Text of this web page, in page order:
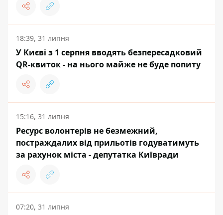
18:39, 31 липня
У Києві з 1 серпня вводять безпересадковий
QR-квиток - на нього майже не буде попиту
15:16, 31 липня
Ресурс волонтерів не безмежний,
постраждалих від прильотів годуватимуть
за рахунок міста - депутатка Київради
07:20, 31 липня